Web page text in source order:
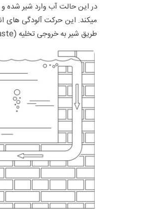
در این حالت آب وارد شیر شده
میکند. این حرکت آلودگی های
طریق شیر به خروجی تخلیه (Waste) هدایت شده و از چرخه خارج می‌شود. از این وضعیت برای شستشوی فیلتر استفاده میشود.